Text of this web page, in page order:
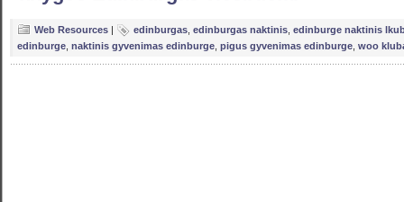
Web Resources | edinburgas edinburgas naktinis edinburge naktinis
edinburge naktinis gyvenimas edinburge pigus gyvenimas edinburge woo